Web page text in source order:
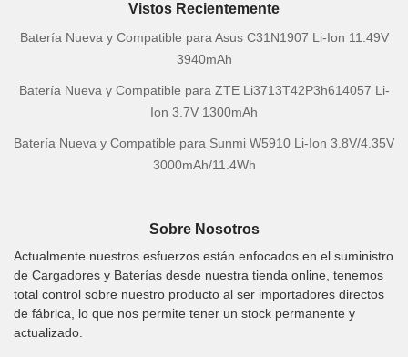
Vistos Recientemente
Batería Nueva y Compatible para Asus C31N1907 Li-Ion 11.49V
3940mAh
Batería Nueva y Compatible para ZTE Li3713T42P3h614057 Li-
Ion 3.7V 1300mAh
Batería Nueva y Compatible para Sunmi W5910 Li-Ion 3.8V/4.35V
3000mAh/11.4Wh
Sobre Nosotros
Actualmente nuestros esfuerzos están enfocados en el suministro
de Cargadores y Baterías desde nuestra tienda online, tenemos
total control sobre nuestro producto al ser importadores directos
de fábrica, lo que nos permite tener un stock permanente y
actualizado.